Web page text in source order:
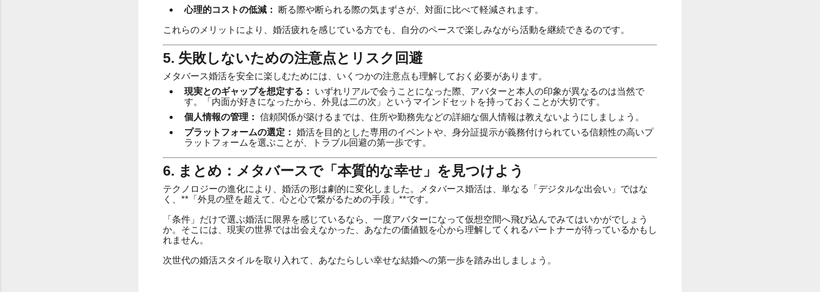
心理的コストの低減：
断る際や断られる際の気まずさが、対面に比べて軽減されます。
これらのメリットにより、婚活疲れを感じている方でも、自分のペースで楽しみながら活動を継続できるのです。
5. 失敗しないための注意点とリスク回避
メタバース婚活を安全に楽しむためには、いくつかの注意点も理解しておく必要があります。
現実とのギャップを想定する：
いずれリアルで会うことになった際、アバターと本人の印象が異なるのは当然で
す。「内面が好きになったから、外見は二の次」というマインドセットを持っておくことが大切です。
個人情報の管理： 信頼関係が築けるまでは、住所や勤務先などの詳細な個人情報は教えないようにしましょう。
プラットフォームの選定： 婚活を目的とした専用のイベントや、身分証提示が義務付けられている信頼性の高いプ
ラットフォームを選ぶことが、トラブル回避の第一歩です。
6. まとめ：メタバースで「本質的な幸せ」を見つけよう
テクノロジーの進化により、婚活の形は劇的に変化しました。メタバース婚活は、単なる「デジタルな出会い」ではな
く、**「外見の壁を超えて、心と心で繋がるための手段」**です。
「条件」だけで選ぶ婚活に限界を感じているなら、一度アバターになって仮想空間へ飛び込んでみてはいかがでしょう
か。そこには、現実の世界では出会えなかった、あなたの価値観を心から理解してくれるパートナーが待っているかもし
れません。
次世代の婚活スタイルを取り入れて、あなたらしい幸せな結婚への第一歩を踏み出しましょう。